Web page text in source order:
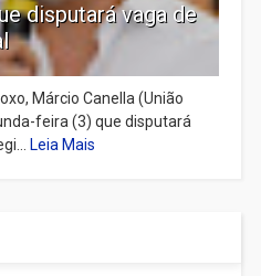
disputará vaga de
Márcio Canella (União
feira (3) que disputará
Leia Mais